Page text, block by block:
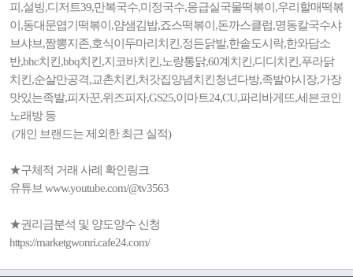
피,설빙,디저트39,만복국수,미정국수,응급실국물떡볶이,우리할매떡볶
이,동대문엽기떡볶이,얌샘김밥,죠스떡볶이,돈까스클럽,명동칼국수샤
브샤브,짬뽕지존,호식이두마리치킨,정든닭발,한솥도시락,한와담소
반,bhc치킨,bbq치킨,지코바치킨,노랑통닭,60계치킨,디디치킨,푸라닭
치킨,순살만공격,교촌치킨,처갓집양념치킨청년다방,족발야시장,가장
맛있는족발,피자꾼,위즈피자,GS25,이마트24,CU,파리바게뜨,세븐코인
노래방 등
(개인 브랜드는 제외한 최근 실적)
★구체적 거래 사례 확인링크
유튜브 www.youtube.com/@tv3563
★권리금분석 및 양도양수 신청
https://marketgwonri.cafe24.com/